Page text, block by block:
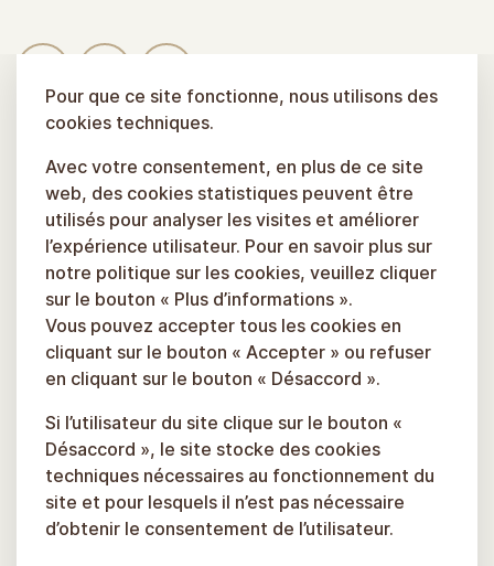
Pour que ce site fonctionne, nous utilisons des
cookies techniques.
Avec votre consentement, en plus de ce site
web, des cookies statistiques peuvent être
utilisés pour analyser les visites et améliorer
l’expérience utilisateur. Pour en savoir plus sur
notre politique sur les cookies, veuillez cliquer
sur le bouton « Plus d’informations ».
Vous pouvez accepter tous les cookies en
cliquant sur le bouton « Accepter » ou refuser
en cliquant sur le bouton « Désaccord ».
Si l’utilisateur du site clique sur le bouton «
Désaccord », le site stocke des cookies
techniques nécessaires au fonctionnement du
site et pour lesquels il n’est pas nécessaire
d’obtenir le consentement de l’utilisateur.